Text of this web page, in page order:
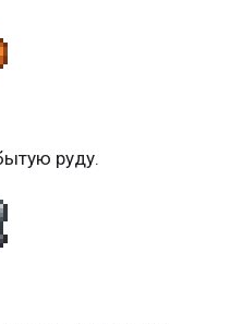
руду.